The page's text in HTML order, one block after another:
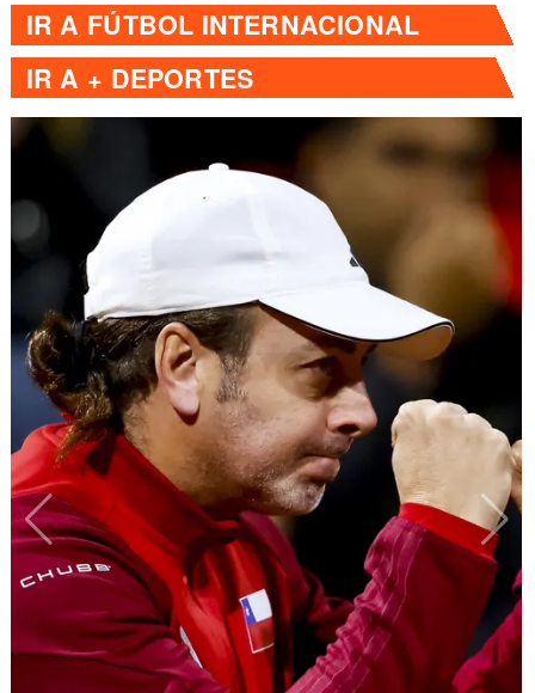
IR A FÚTBOL INTERNACIONAL
IR A + DEPORTES